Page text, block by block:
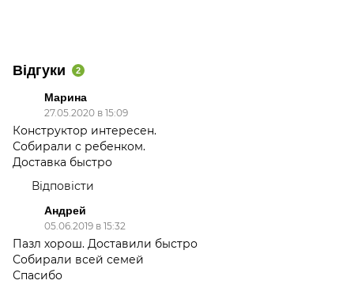
Відгуки 2
Марина
27.05.2020 в 15:09
Конструктор интересен.
Собирали с ребенком.
Доставка быстро
Відповісти
Андрей
05.06.2019 в 15:32
Пазл хорош. Доставили быстро
Собирали всей семей
Спасибо